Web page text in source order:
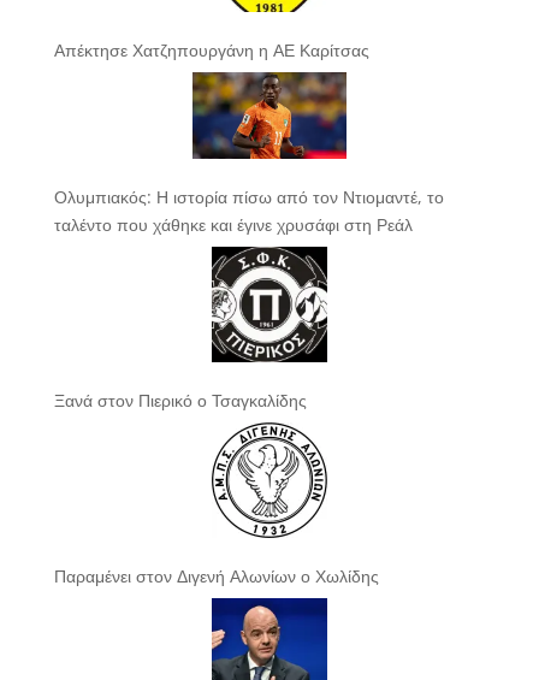
Απέκτησε Χατζηπουργάνη η ΑΕ Καρίτσας
Ολυμπιακός: Η ιστορία πίσω από τον Ντιομαντέ, το
ταλέντο που χάθηκε και έγινε χρυσάφι στη Ρεάλ
Ξανά στον Πιερικό ο Τσαγκαλίδης
Παραμένει στον Διγενή Αλωνίων ο Χωλίδης